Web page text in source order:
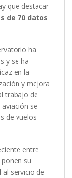
que destacar
de 70 datos
ha
y se ha
en la
y mejora
trabajo de
se
de vuelos
entre
su
al servicio de